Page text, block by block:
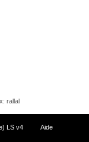
rallal
LS v4 Aide